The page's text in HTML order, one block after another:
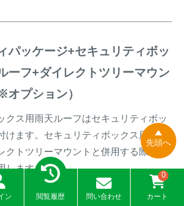
パッケージ+セキュリティボッ
ーフ+ダイレクトツリーマウン
オプション）
クス用雨天ルーフはセキュリティボッ
けます。セキュリティボックス用雨天
クトツリーマウントと併用する際の防
します。
ついては、「セキュリティボックス用
ン 閲覧履歴 問い合わせ
0
カート
先頭へ